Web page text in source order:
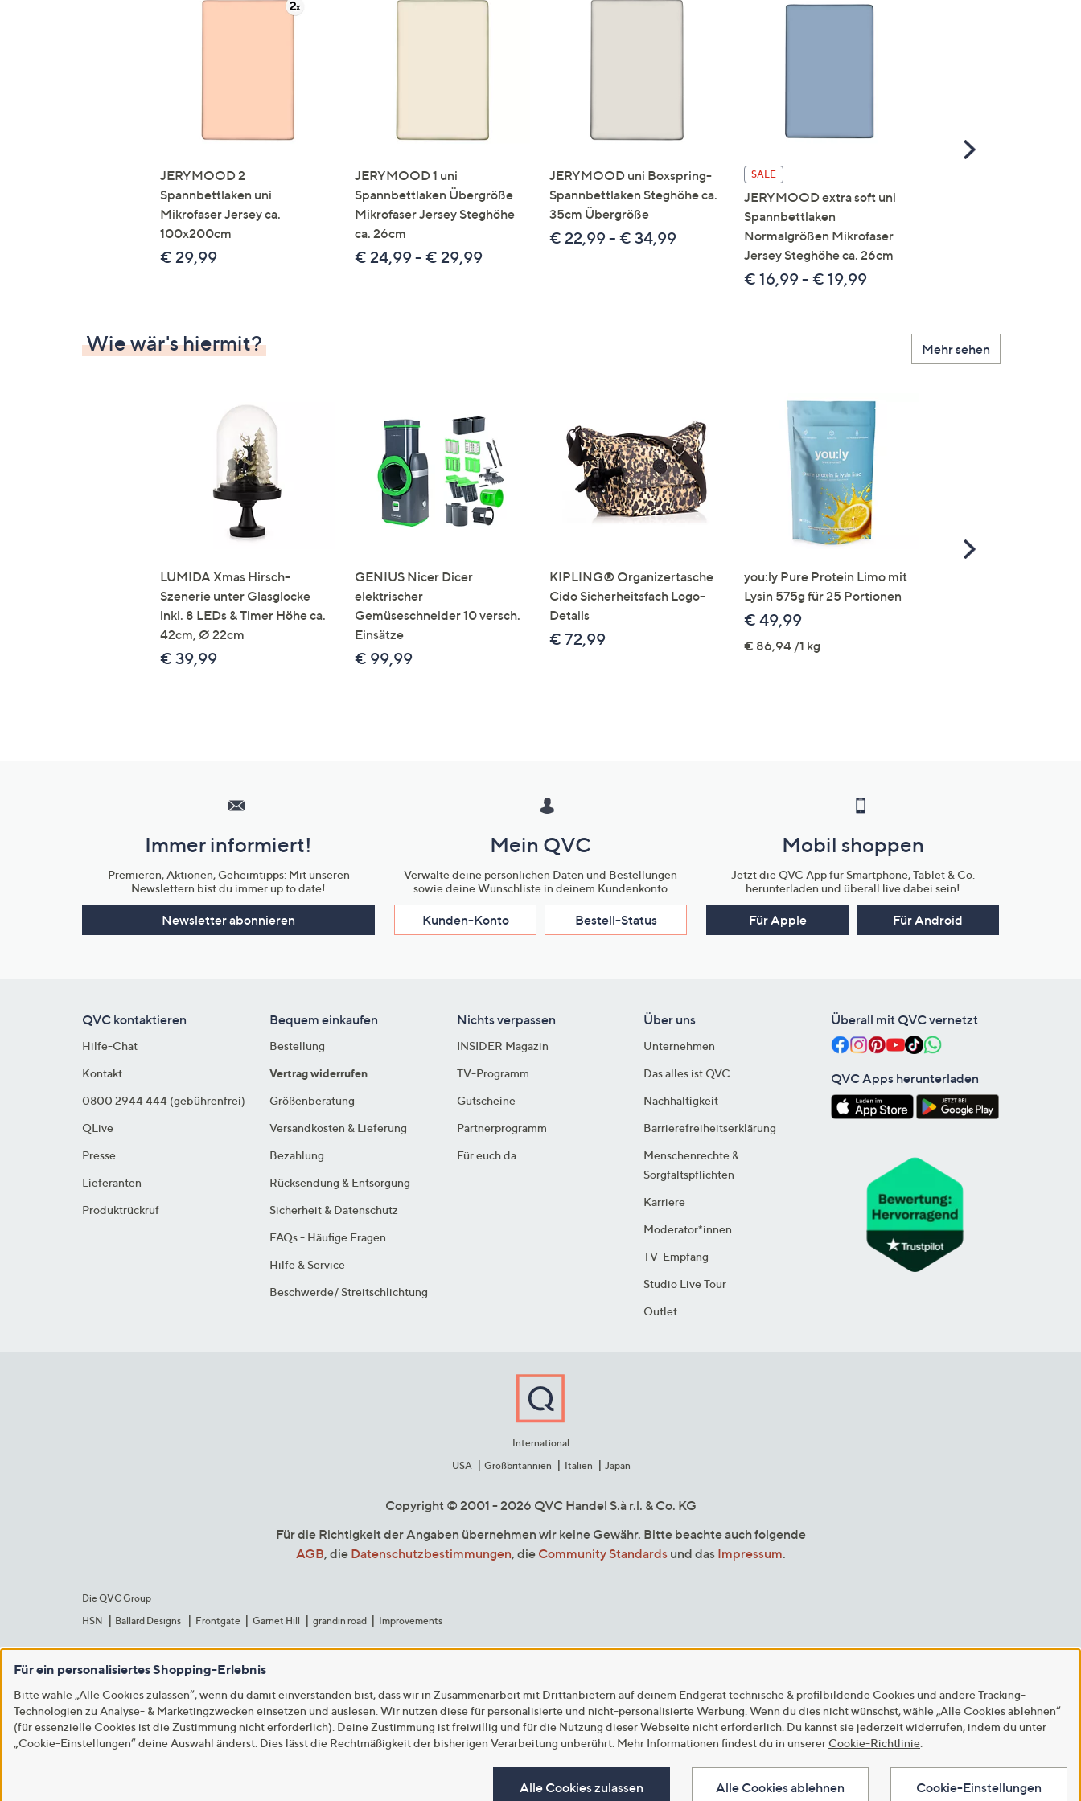
JERYMOOD 2
Spannbettlaken uni
Mikrofaser Jersey ca.
100x200cm
€ 29,99
JERYMOOD 1 uni
Spannbettlaken Übergröße
Mikrofaser Jersey Steghöhe
ca. 26cm
€ 24,99 - € 29,99
JERYMOOD uni Boxspring-
Spannbettlaken Steghöhe ca.
35cm Übergröße
€ 22,99 - € 34,99
SALE
JERYMOOD extra soft uni
Spannbettlaken
Normalgrößen Mikrofaser
Jersey Steghöhe ca. 26cm
€ 16,99 - € 19,99
Scroll
Wie wär's hiermit? Mehr sehen
LUMIDA Xmas Hirsch-
Szenerie unter Glasglocke
inkl. 8 LEDs & Timer Höhe ca.
42cm, Ø 22cm
€ 39,99
GENIUS Nicer Dicer
elektrischer
Gemüseschneider 10 versch.
Einsätze
€ 99,99
KIPLING® Organizertasche
Cido Sicherheitsfach Logo-
Details
€ 72,99
you:ly Pure Protein Limo mit
Lysin 575g für 25 Portionen
€ 49,99
€ 86,94 /1 kg
Scroll
Unternehmensinformationen
Immer informiert!
Premieren, Aktionen, Geheimtipps: Mit unseren
Newslettern bist du immer up to date!
Newsletter abonnieren
Mein QVC
Verwalte deine persönlichen Daten und Bestellungen
sowie deine Wunschliste in deinem Kundenkonto
Kunden-Konto Bestell-Status
Mobil shoppen
Jetzt die QVC App für Smartphone, Tablet & Co.
herunterladen und überall live dabei sein!
Für Apple Für Android
QVC kontaktieren
Hilfe-Chat
Kontakt
0800 2944 444 (gebührenfrei)
QLive
Presse
Lieferanten
Produktrückruf
Bequem einkaufen
Bestellung
Vertrag widerrufen
Größenberatung
Versandkosten & Lieferung
Bezahlung
Rücksendung & Entsorgung
Sicherheit & Datenschutz
FAQs - Häufige Fragen
Hilfe & Service
Beschwerde/ Streitschlichtung
Nichts verpassen
INSIDER Magazin
TV-Programm
Gutscheine
Partnerprogramm
Für euch da
Über uns
Unternehmen
Das alles ist QVC
Nachhaltigkeit
Barrierefreiheitserklärung
Menschenrechte &
Sorgfaltspflichten
Karriere
Moderator*innen
TV-Empfang
Studio Live Tour
Outlet
Überall mit QVC vernetzt
QVC Apps herunterladen
International
USA
Großbritannien Italien Japan
Copyright © 2001 - 2026 QVC Handel S.à r.l. & Co. KG
Für die Richtigkeit der Angaben übernehmen wir keine Gewähr. Bitte beachte auch folgende
AGB, die Datenschutzbestimmungen, die Community Standardsund das Impressum.
Die QVC Group
HSN
Ballard Designs Frontgate Garnet Hill grandin road Improvements
Für ein personalisiertes Shopping-Erlebnis
Bitte wähle „Alle Cookies zulassen“, wenn du damit einverstanden bist, dass wir in Zusammenarbeit mit Drittanbietern auf deinem Endgerät technische & profilbildende Cookies und andere Tracking-
Technologien zu Analyse- & Marketingzwecken einsetzen und auslesen. Wir nutzen diese für personalisierte und nicht-personalisierte Werbung. Wenn du dies nicht wünschst, wähle „Alle Cookies ablehnen“
(für essenzielle Cookies ist die Zustimmung nicht erforderlich). Deine Zustimmung ist freiwillig und für die Nutzung dieser Webseite nicht erforderlich. Du kannst sie jederzeit widerrufen, indem du unter
„Cookie-Einstellungen“ deine Auswahl änderst. Dies lässt die Rechtmäßigkeit der bisherigen Verarbeitung unberührt. Mehr Informationen findest du in unserer Cookie-Richtlinie
Alle Cookies zulassen Alle Cookies ablehnen Cookie-Einstellungen